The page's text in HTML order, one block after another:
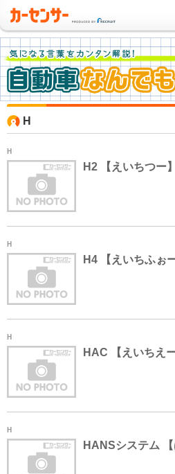
H
H
H2 【えいちつー】
H
H4 【えいちふぉー
H
HAC 【えいちえ
H
HANSシステム 【